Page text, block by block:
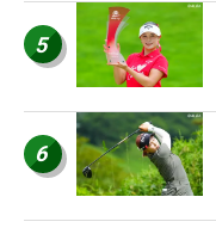
5
6